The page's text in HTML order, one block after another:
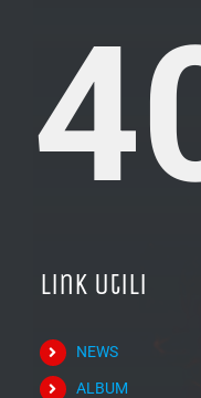
Link Utili
NEWS
ALBUM